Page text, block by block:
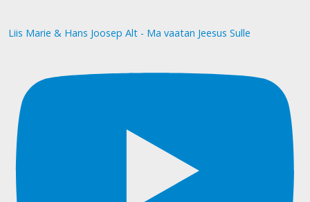
Liis Marie & Hans Joosep Alt - Ma vaatan Jeesus Sulle